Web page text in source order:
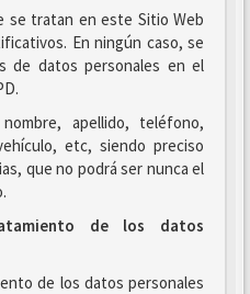
se tratan en este Sitio Web
En ningún caso, se
de datos personales en el
apellido, teléfono,
etc, siendo preciso
que no podrá ser nunca el
de los datos
de los datos personales